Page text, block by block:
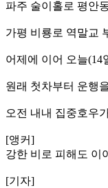
파주 술이홀로 평안
가평 비룡로 역말교
어제에 이어 오늘
원래 첫차부터 운행
오전 내내 집중호우
[앵커]
강한 비로 피해도 이
[기자]